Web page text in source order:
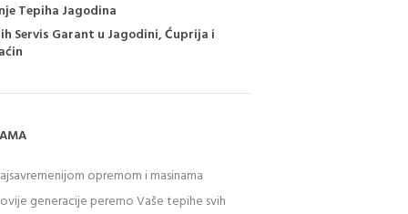
Tepiha Jagodina
Servis Garant u Jagodini, Ćuprija i
opremom i masinama
generacije peremo Vaše tepihe svih